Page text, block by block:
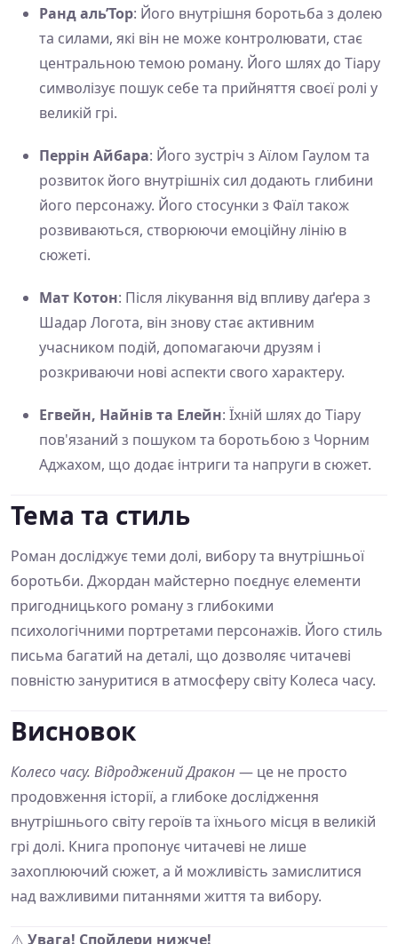
Ранд аль’Тор: Його внутрішня боротьба з долею
та силами, які він не може контролювати, стає
центральною темою роману. Його шлях до Тіару
символізує пошук себе та прийняття своєї ролі у
великій грі.
Перрін Айбара: Його зустріч з Аїлом Гаулом та
розвиток його внутрішніх сил додають глибини
його персонажу. Його стосунки з Фаїл також
розвиваються, створюючи емоційну лінію в
сюжеті.
Мат Котон: Після лікування від впливу даґера з
Шадар Логота, він знову стає активним
учасником подій, допомагаючи друзям і
розкриваючи нові аспекти свого характеру.
Егвейн, Найнів та Елейн: Їхній шлях до Тіару
пов'язаний з пошуком та боротьбою з Чорним
Аджахом, що додає інтриги та напруги в сюжет.
Тема та стиль
Роман досліджує теми долі, вибору та внутрішньої
боротьби. Джордан майстерно поєднує елементи
пригодницького роману з глибокими
психологічними портретами персонажів. Його стиль
письма багатий на деталі, що дозволяє читачеві
повністю зануритися в атмосферу світу Колеса часу.
Висновок
Колесо часу. Відроджений Дракон — це не просто
продовження історії, а глибоке дослідження
внутрішнього світу героїв та їхнього місця в великій
грі долі. Книга пропонує читачеві не лише
захоплюючий сюжет, а й можливість замислитися
над важливими питаннями життя та вибору.
⚠️ Увага! Спойлери нижче!